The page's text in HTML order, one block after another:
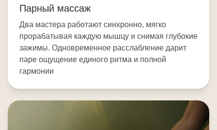
Парный массаж
Два мастера работают синхронно, мягко
прорабатывая каждую мышцу и снимая глубокие
зажимы. Одновременное расслабление дарит
паре ощущение единого ритма и полной
гармонии